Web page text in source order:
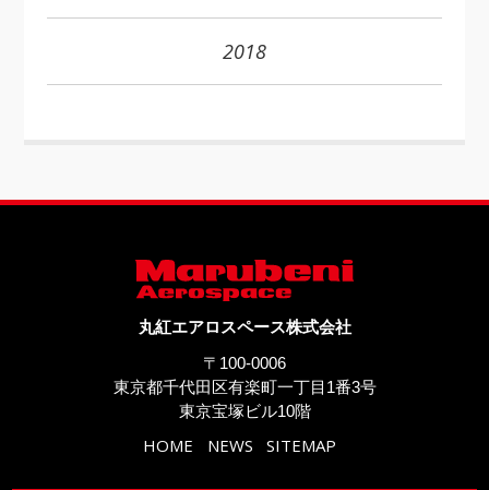
2018
丸紅エアロスペース株式会社
〒100-0006
東京都千代田区有楽町一丁目1番3号
東京宝塚ビル10階
HOME NEWS SITEMAP